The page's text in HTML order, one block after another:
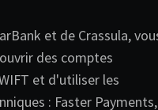
et de Crassula,
des comptes
et d'utiliser les
: Faster Payments,